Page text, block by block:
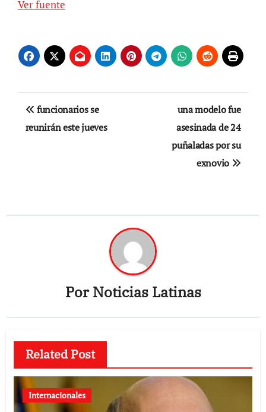
Ver fuente
Navegación
de
funcionarios se
reunirán este jueves
una modelo fue
asesinada de 24
puñaladas por su
exnovio
PorNoticias Latinas
Related Post
Internacionales